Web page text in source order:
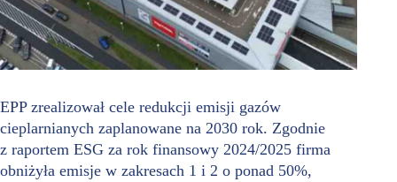
EPP zrealizował cele redukcji emisji gazów
cieplarnianych zaplanowane na 2030 rok. Zgodnie
z raportem ESG za rok finansowy 2024/2025 firma
obniżyła emisje w zakresach 1 i 2 o ponad 50%,